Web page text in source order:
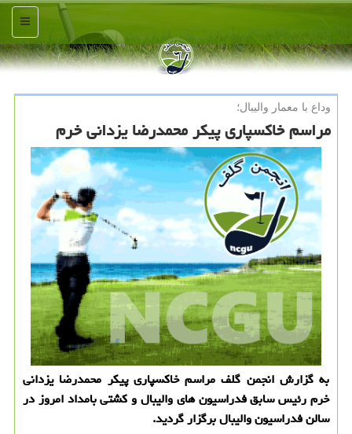
منو
وداع با معمار والیبال؛
مراسم خاکسپاری پیکر محمدرضا یزدانی خرم
به گزارش انجمن گلف مراسم خاکسپاری پیکر محمدرضا یزدانی
خرم رئیس سابق فدراسیون های والیبال و کشتی بامداد امروز در
سالن فدراسیون والیبال برگزار گردید.